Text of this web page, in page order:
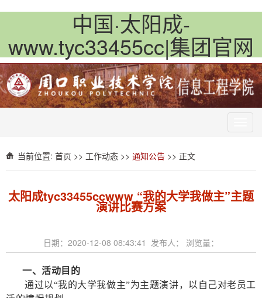
中国·太阳成-
www.tyc33455cc|集团官网
当前位置: 首页 >> 工作动态 >> 通知公告 >> 正文
太阳成tyc33455ccwww “我的大学我做主”主题
演讲比赛方案
日期：2020-12-08 08:43:41 发布人： 浏览量：
一、活动目的
通过以“我的大学我做主”为主题演讲，以自己对老员工